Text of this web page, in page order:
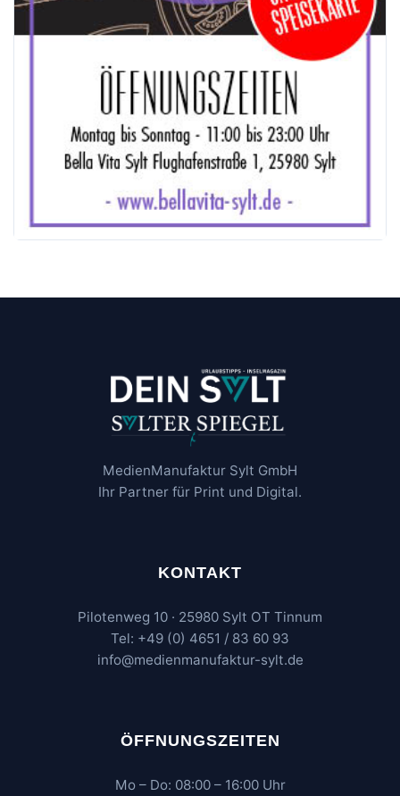
MedienManufaktur Sylt GmbH
Ihr Partner für Print und Digital.
KONTAKT
Pilotenweg 10 · 25980 Sylt OT Tinnum
Tel: +49 (0) 4651 / 83 60 93
info@medienmanufaktur-sylt.de
ÖFFNUNGSZEITEN
Mo – Do: 08:00 – 16:00 Uhr